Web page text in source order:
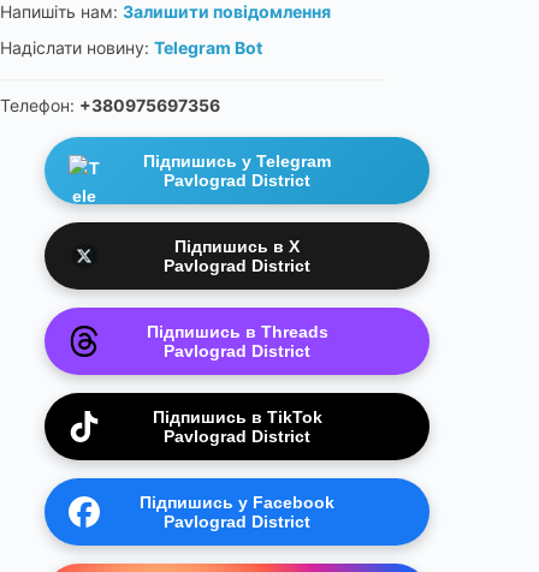
Напишіть нам: Залишити повідомлення
Надіслати новину: Telegram Bot
Телефон: +380975697356
Підпишись у Telegram
Pavlograd District
Підпишись в X
Pavlograd District
Підпишись в Threads
Pavlograd District
Підпишись в TikTok
Pavlograd District
Підпишись у Facebook
Pavlograd District